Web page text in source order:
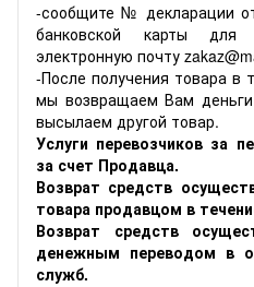
-сообщите № декларации
банковской карты
электронную почту
-После получения товара в
мы возвращаем Вам
высылаем другой товар.
Услуги перевозчиков за
за счет Продавца.
Возврат средств
товара продавцом в
Возврат средств
денежным переводом в
служб.